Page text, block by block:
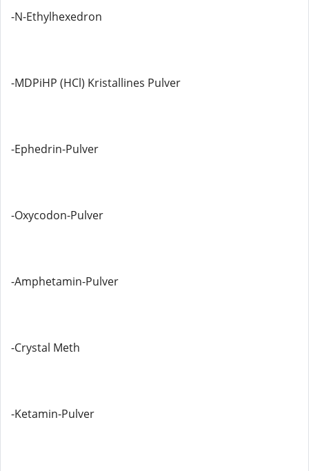
-N-Ethylhexedron
-MDPiHP (HCl) Kristallines Pulver
-Ephedrin-Pulver
-Oxycodon-Pulver
-Amphetamin-Pulver
-Crystal Meth
-Ketamin-Pulver